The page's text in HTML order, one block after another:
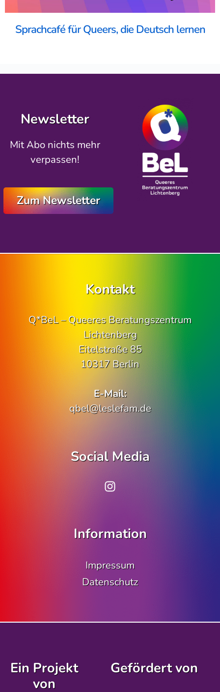
Sprachcafé für Queers, die Deutsch lernen
Newsletter
Mit Abo nichts mehr
verpassen!
Zum Newsletter
Kontakt
Q*BeL – Queeres Beratungszentrum
Lichtenberg
Eitelstraße 85
10317 Berlin
E-Mail:
qbel@leslefam.de
Social Media
Information
Impressum
Datenschutz
Ein Projekt
von
Gefördert von